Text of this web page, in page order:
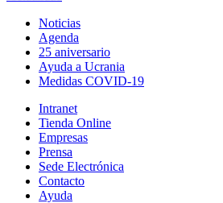
Noticias
Agenda
25 aniversario
Ayuda a Ucrania
Medidas COVID-19
Intranet
Tienda Online
Empresas
Prensa
Sede Electrónica
Contacto
Ayuda